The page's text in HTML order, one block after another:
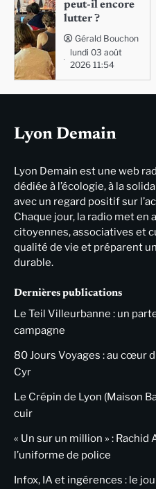
peut-il encore
lutter ?
Gérald Bouchon
lundi 03 août
2026 11:54
Lyon Demain
Lyon Demain est une web
dédiée à l’écologie, à la
avec un regard positif sur
Chaque jour, la radio met en
citoyennes, associatives et
qualité de vie et préparent
durable.
Dernières publications
Le Teil Villeurbanne : un
campagne
80 Jours Voyages : au cœur
Cyr
Le Crépin de Lyon (Maison
cuir
« Un sur un million » : Rachid
l’uniforme de police
Infox, IA et ingérences : le